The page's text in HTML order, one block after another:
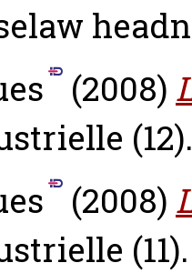
(2008)
(2008)